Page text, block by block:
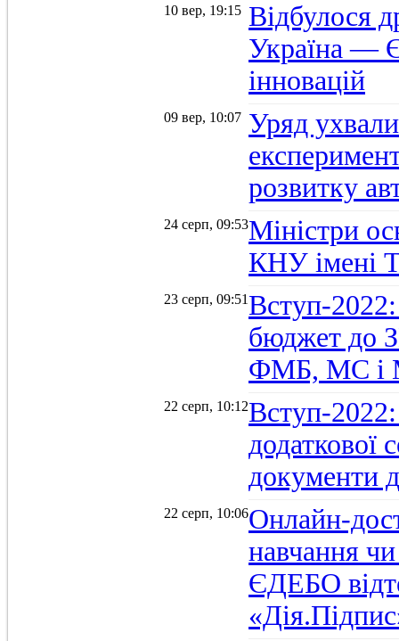
10 вер, 19:15 Відбулося
Україна —
інновацій
09 вер, 10:07 Уряд
розвитку
24 серп, 09:53Міністри
КНУ імені
23 серп, 09:51 Вступ-
бюджет до
ФМБ, МС і
22 серп, 10:12Вступ-
додаткової
документи
22 серп, 10:06Онлайн-
навчання
ЄДЕБО